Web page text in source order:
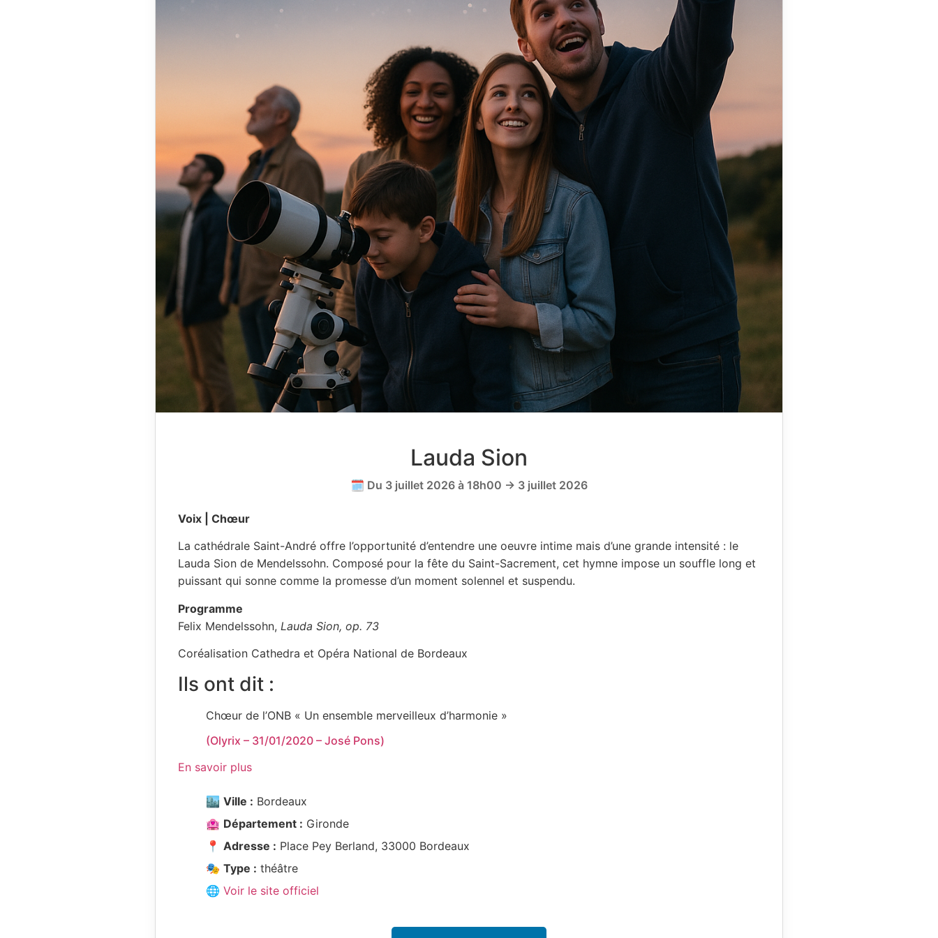
Lauda Sion
🗓️ Du 3 juillet 2026 à 18h00 → 3 juillet 2026
Voix | Chœur
La cathédrale Saint-André offre l’opportunité d’entendre une oeuvre intime mais d’une grande intensité : le
Lauda Sion de Mendelssohn. Composé pour la fête du Saint-Sacrement, cet hymne impose un souffle long et
puissant qui sonne comme la promesse d’un moment solennel et suspendu.
Programme
Felix Mendelssohn, Lauda Sion, op. 73
Coréalisation Cathedra et Opéra National de Bordeaux
Ils ont dit :
Chœur de l’ONB « Un ensemble merveilleux d’harmonie »
(Olyrix – 31/01/2020 – José Pons)
En savoir plus
🏙️ Ville : Bordeaux
🏩 Département : Gironde
📍 Adresse : Place Pey Berland, 33000 Bordeaux
🎭 Type : théâtre
🌐 Voir le site officiel